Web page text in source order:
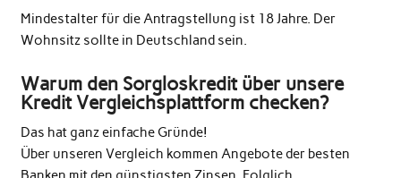
Mindestalter für die Antragstellung ist 18 Jahre. Der
Wohnsitz sollte in Deutschland sein.
Warum den Sorgloskredit über unsere
Kredit Vergleichsplattform checken?
Das hat ganz einfache Gründe!
Über unseren Vergleich kommen Angebote der besten